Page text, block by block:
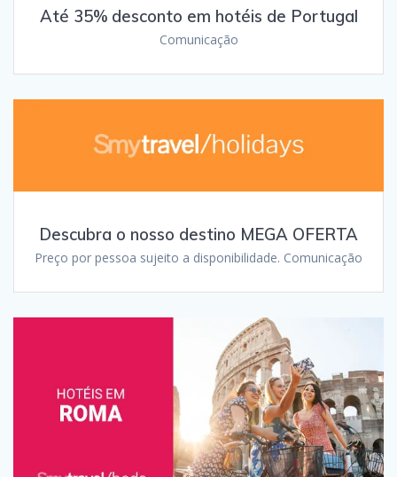
Até 35% desconto em hotéis de Portugal
Comunicação
Descubra o nosso destino MEGA OFERTA
Preço por pessoa sujeito a disponibilidade. Comunicação